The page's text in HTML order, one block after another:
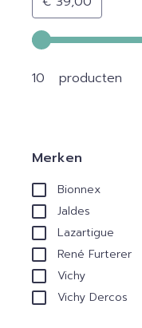
Gebruik de
10 producten
Merken
Bionnex
Jaldes
Lazartigue
René Furterer
Vichy
Vichy Dercos